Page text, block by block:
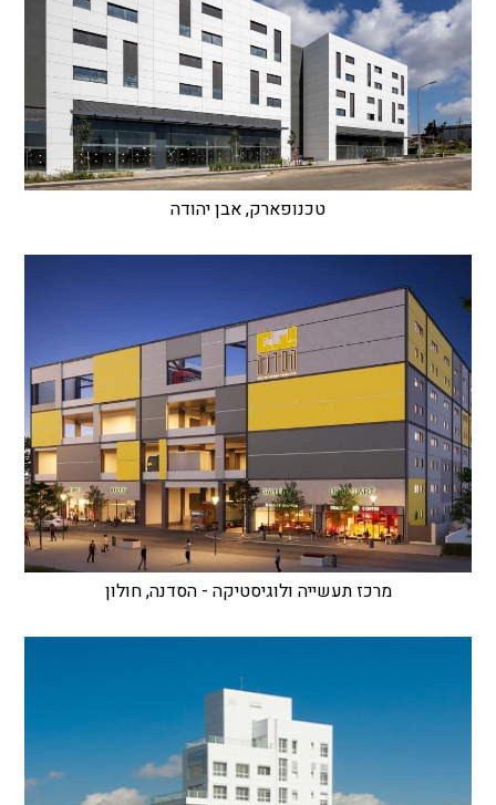
טכנופארק, אבן יהודה
מרכז תעשייה ולוגיסטיקה - הסדנה, חולון